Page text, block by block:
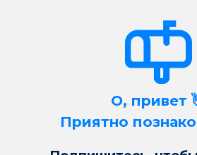
О, привет
Приятно